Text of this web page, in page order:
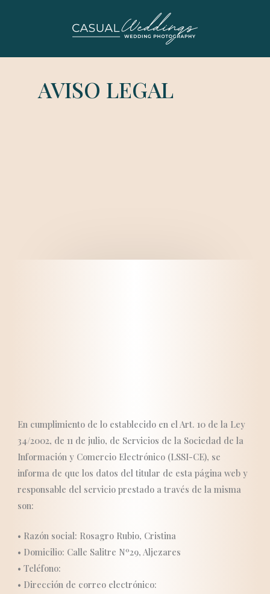
AVISO LEGAL
En cumplimiento de lo establecido en el Art. 10 de la Ley
34/2002, de 11 de julio, de Servicios de la Sociedad de la
Información y Comercio Electrónico (LSSI-CE), se
informa de que los datos del titular de esta página web y
responsable del servicio prestado a través de la misma
son:
• Razón social: Rosagro Rubio, Cristina
• Domicilio: Calle Salitre Nº29, Aljezares
• Teléfono:
• Dirección de correo electrónico: